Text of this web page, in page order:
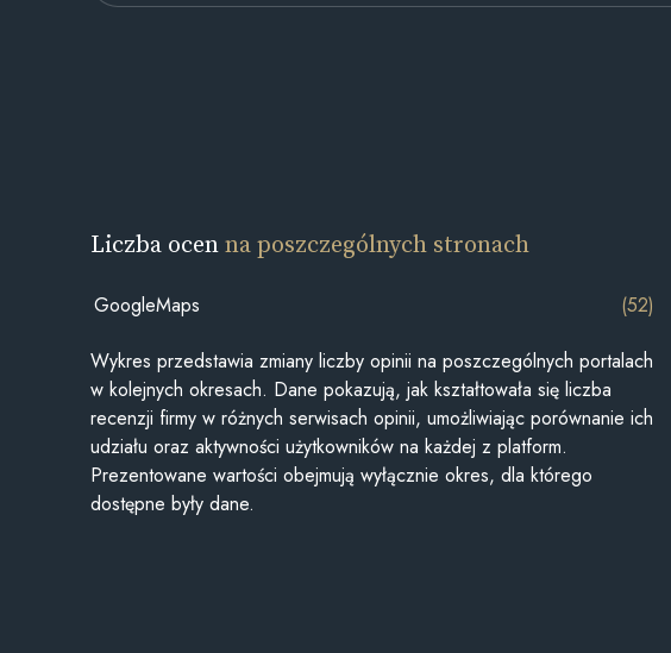
Liczba ocenna poszczególnych stronach
GoogleMaps (52)
Wykres przedstawia zmiany liczby opinii na poszczególnych portalach
w kolejnych okresach. Dane pokazują, jak kształtowała się liczba
recenzji firmy w różnych serwisach opinii, umożliwiając porównanie ich
udziału oraz aktywności użytkowników na każdej z platform.
Prezentowane wartości obejmują wyłącznie okres, dla którego
dostępne były dane.